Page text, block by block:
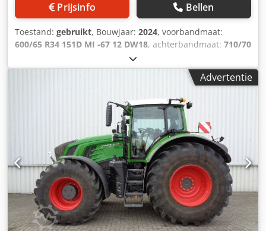
Prijsinfo Bellen
Toestand: gebruikt, Bouwjaar: 2024, voorbandmaat:
600/65 R34 151D MI -67 12 DW18, achterbandmaat: 710/70
, Uitrusting:
Infotainmentpakket, 4 cameraverbindingen, 4 USB-
aansluitingen, frontgewicht 1.250 kg, achterwielgewichten
Advertentie